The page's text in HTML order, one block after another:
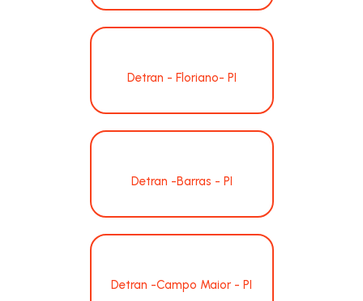
Detran - Floriano- PI
Detran -Barras - PI
Detran -Campo Maior - PI